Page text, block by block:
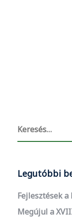
Legutóbbi
Fejlesztések
Megújul a